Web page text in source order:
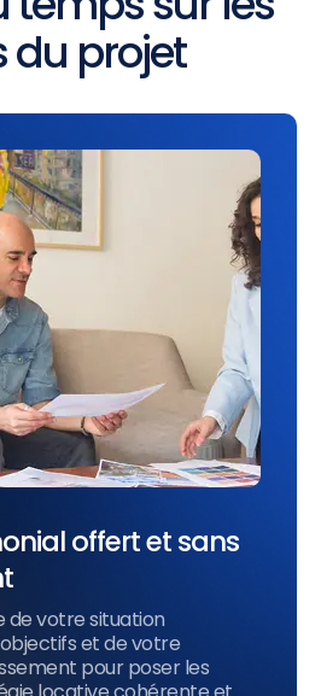
du projet
offert et sans
votre situation
et de votre
pour poser les